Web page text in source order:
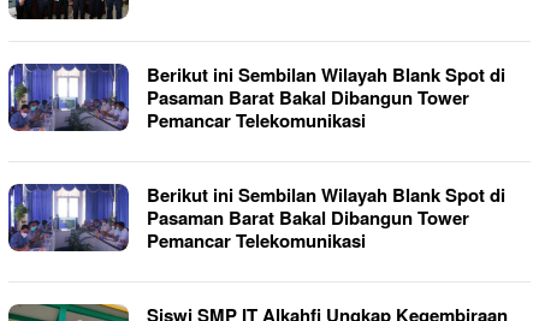
Berikut ini Sembilan Wilayah Blank Spot di
Pasaman Barat Bakal Dibangun Tower
Pemancar Telekomunikasi
Berikut ini Sembilan Wilayah Blank Spot di
Pasaman Barat Bakal Dibangun Tower
Pemancar Telekomunikasi
Siswi SMP IT Alkahfi Ungkap Kegembiraan